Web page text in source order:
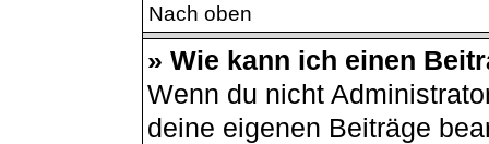
Nach oben
» Wie kann ich einen
Wenn du nicht
deine eigenen Beiträge